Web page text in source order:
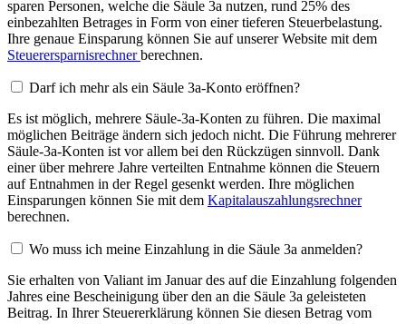
sparen Personen, welche die Säule 3a nutzen, rund 25% des
einbezahlten Betrages in Form von einer tieferen Steuerbelastung.
Ihre genaue Einsparung können Sie auf unserer Website mit dem
Steuerersparnisrechnerberechnen.
Darf ich mehr als ein Säule 3a-Konto eröffnen?
Es ist möglich, mehrere Säule-3a-Konten zu führen. Die maximal
möglichen Beiträge ändern sich jedoch nicht. Die Führung mehrerer
Säule-3a-Konten ist vor allem bei den Rückzügen sinnvoll. Dank
einer über mehrere Jahre verteilten Entnahme können die Steuern
auf Entnahmen in der Regel gesenkt werden. Ihre möglichen
Einsparungen können Sie mit dem Kapitalauszahlungsrechner
berechnen.
Wo muss ich meine Einzahlung in die Säule 3a anmelden?
Sie erhalten von Valiant im Januar des auf die Einzahlung folgenden
Jahres eine Bescheinigung über den an die Säule 3a geleisteten
Beitrag. In Ihrer Steuererklärung können Sie diesen Betrag vom